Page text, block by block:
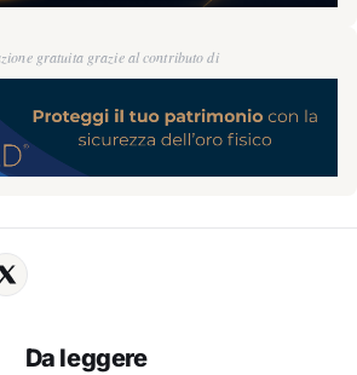
gratuita grazie al contributo di
Da leggere